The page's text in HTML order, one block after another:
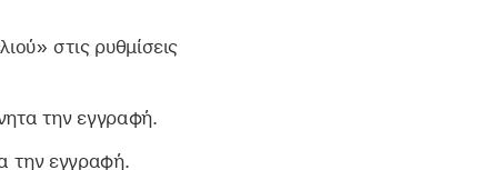
στις ρυθμίσεις
την εγγραφή.
την εγγραφή.